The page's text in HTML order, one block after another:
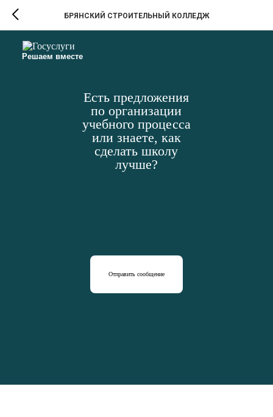
Решаем вместе
Есть предложения
по организации
учебного процесса
или знаете, как
сделать школу
лучше?
Отправить сообщение
БРЯНСКИЙ СТРОИТЕЛЬНЫЙ КОЛЛЕДЖ